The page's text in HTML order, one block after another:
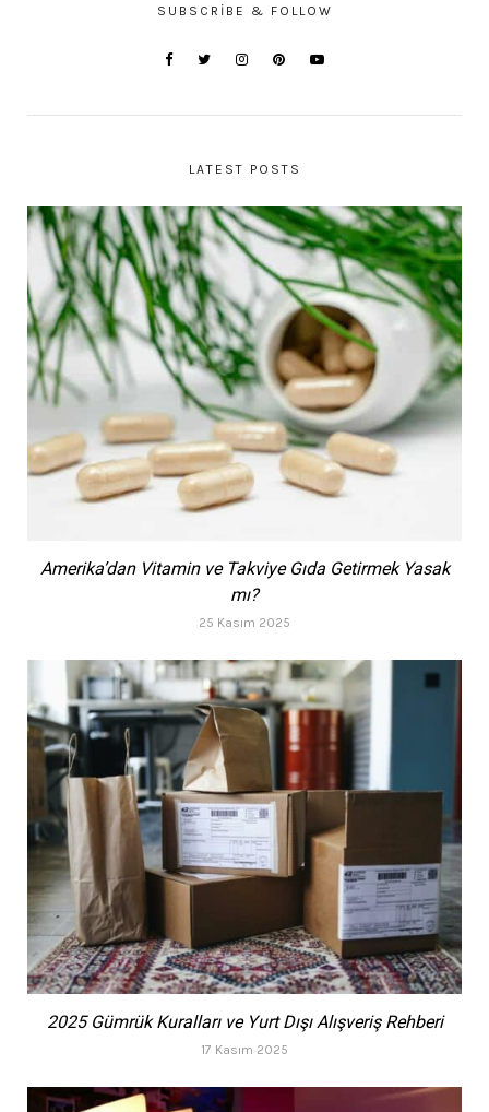
SUBSCRIBE & FOLLOW
LATEST POSTS
Amerika’dan Vitamin ve Takviye Gıda Getirmek Yasak
mı?
25 Kasım 2025
2025 Gümrük Kuralları ve Yurt Dışı Alışveriş Rehberi
17 Kasım 2025